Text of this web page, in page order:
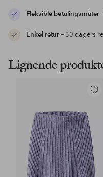
Fleksible betalingsmåter
Enkel retur– 30 dagers
Lignende
Legg